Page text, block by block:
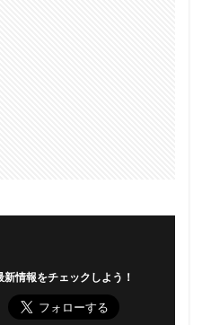
新情報をチェックしよう！